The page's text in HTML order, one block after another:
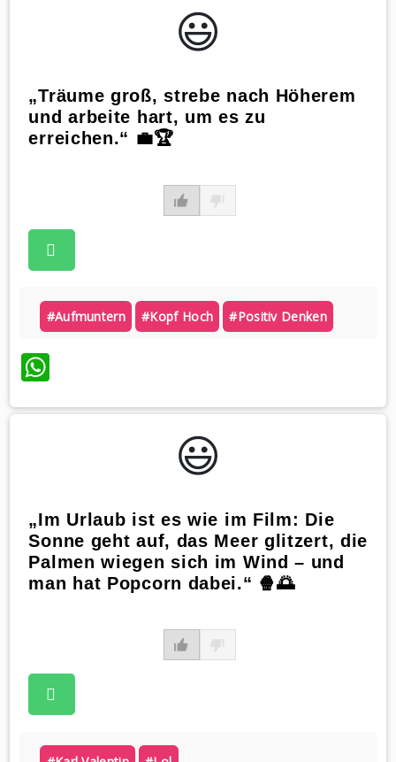
😃️
„Träume groß, strebe nach Höherem
und arbeite hart, um es zu
erreichen.“ 💼🏆
#aufmuntern #kopf Hoch #positiv Denken
WhatsApp
😃️
„Im Urlaub ist es wie im Film: Die
Sonne geht auf, das Meer glitzert, die
Palmen wiegen sich im Wind – und
man hat Popcorn dabei.“ 🍿🌅